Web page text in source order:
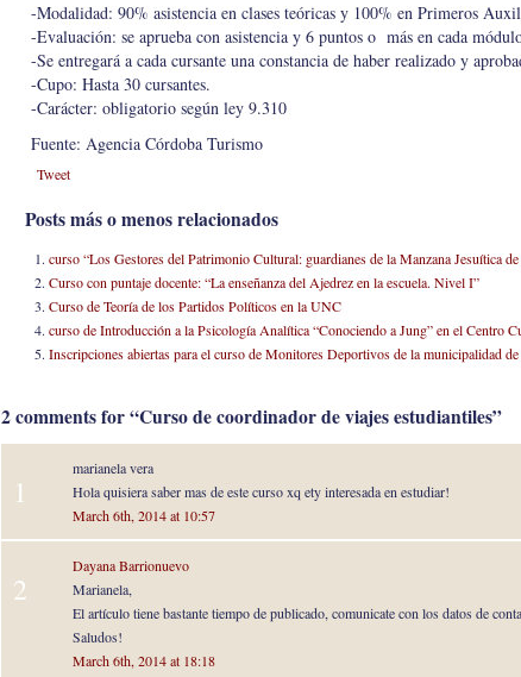
-Modalidad: 90% asistencia en clases teóricas y 100% en Primeros
-Evaluación: se aprueba con asistencia y 6 puntos o más en cada
-Se entregará a cada cursante una constancia de haber realizado y
-Cupo: Hasta 30 cursantes.
-Carácter: obligatorio según ley 9.310
Fuente: Agencia Córdoba Turismo
Tweet
Posts más o menos relacionados
curso “Los Gestores del Patrimonio Cultural: guardianes de la Manzana Jesuítica
Curso con puntaje docente: “La enseñanza del Ajedrez en la escuela. Nivel I”
Curso de Teoría de los Partidos Políticos en la UNC
curso de Introducción a la Psicología Analítica “Conociendo a Jung” en el Centro
Inscripciones abiertas para el curso de Monitores Deportivos de la municipalidad
2 comments for “Curso de coordinador de viajes estudiantiles”
1
marianela vera
Hola quisiera saber mas de este curso xq ety interesada en estudiar!
March 6th, 2014 at 10:57
2
Dayana Barrionuevo
Marianela,
El artículo tiene bastante tiempo de publicado, comunicate con los datos de
Saludos!
March 6th, 2014 at 18:18